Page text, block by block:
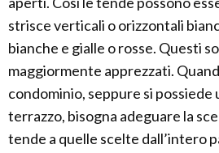
strisce verticali o orizzontali
bianche e gialle o rosse. Questi
maggiormente apprezzati.
condominio, seppure si possiede
terrazzo, bisogna adeguare la
tende a quelle scelte dall’intero